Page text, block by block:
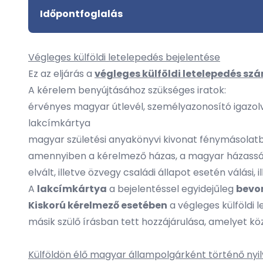
Időpontfoglalás
Végleges külföldi letelepedés bejelentése
Ez az eljárás a végleges külföldi letelepedés
A kérelem benyújtásához szükséges iratok:
érvényes magyar útlevél, személyazonosító
lakcímkártya
magyar születési anyakönyvi kivonat
amennyiben a kérelmező házas, a magyar
elvált, illetve özvegy családi állapot esetén
A lakcímkártya a bejelentéssel egyidejűleg
Kiskorú kérelmező esetében a végleges külföldi
másik szülő írásban tett hozzájárulása, amelyet
Külföldön élő magyar állampolgárként történő